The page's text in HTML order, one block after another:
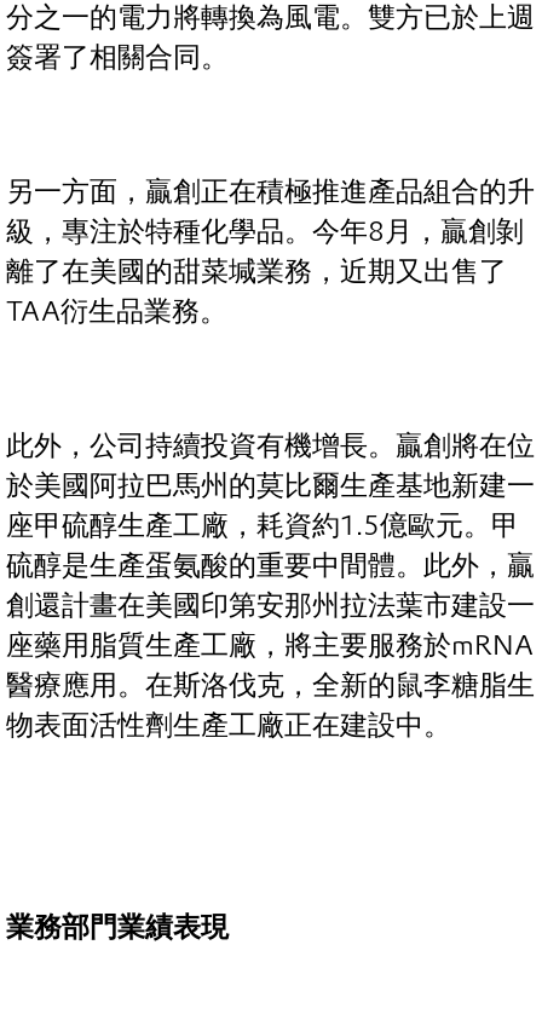
分之一的電力將轉換為風電。雙方已於上週
簽署了相關合同。
另一方面，贏創正在積極推進產品組合的升
級，專注於特種化學品。今年8月，贏創剝
離了在美國的甜菜堿業務，近期又出售了
TAA衍生品業務。
此外，公司持續投資有機增長。贏創將在位
於美國阿拉巴馬州的莫比爾生產基地新建一
座甲硫醇生產工廠，耗資約1.5億歐元。甲
硫醇是生產蛋氨酸的重要中間體。此外，贏
創還計畫在美國印第安那州拉法葉市建設一
座藥用脂質生產工廠，將主要服務於mRNA
醫療應用。在斯洛伐克，全新的鼠李糖脂生
物表面活性劑生產工廠正在建設中。
業務部門業績表現